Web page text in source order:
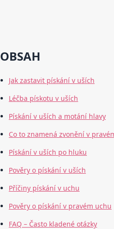
OBSAH
Jak zastavit pískání v uších
Léčba pískotu v uších
Pískání v uších a motání hlavy
Co to znamená zvonění v
Pískání v uších po hluku
Pověry o pískání v uších
Příčiny pískání v uchu
Pověry o pískání v pravém uchu
FAQ – Často kladené otázky